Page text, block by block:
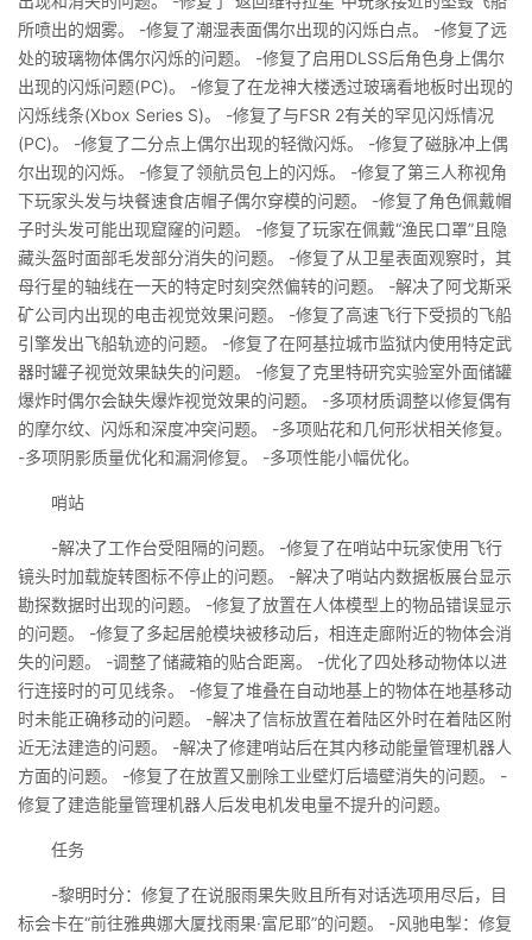
所喷出的烟雾。 -修复了潮湿表面偶尔出现的闪烁白点。 -修复了远
处的玻璃物体偶尔闪烁的问题。 -修复了启用DLSS后角色身上偶尔
出现的闪烁问题(PC)。 -修复了在龙神大楼透过玻璃看地板时出现的
闪烁线条(Xbox Series S)。 -修复了与FSR 2有关的罕见闪烁情况
(PC)。 -修复了二分点上偶尔出现的轻微闪烁。 -修复了磁脉冲上偶
尔出现的闪烁。 -修复了领航员包上的闪烁。 -修复了第三人称视角
下玩家头发与块餐速食店帽子偶尔穿模的问题。 -修复了角色佩戴帽
子时头发可能出现窟窿的问题。 -修复了玩家在佩戴“渔民口罩”且隐
藏头盔时面部毛发部分消失的问题。 -修复了从卫星表面观察时，其
母行星的轴线在一天的特定时刻突然偏转的问题。 -解决了阿戈斯采
矿公司内出现的电击视觉效果问题。 -修复了高速飞行下受损的飞船
引擎发出飞船轨迹的问题。 -修复了在阿基拉城市监狱内使用特定武
器时罐子视觉效果缺失的问题。 -修复了克里特研究实验室外面储罐
爆炸时偶尔会缺失爆炸视觉效果的问题。 -多项材质调整以修复偶有
的摩尔纹、闪烁和深度冲突问题。 -多项贴花和几何形状相关修复。
-多项阴影质量优化和漏洞修复。 -多项性能小幅优化。
哨站
-解决了工作台受阻隔的问题。 -修复了在哨站中玩家使用飞行
镜头时加载旋转图标不停止的问题。 -解决了哨站内数据板展台显示
勘探数据时出现的问题。 -修复了放置在人体模型上的物品错误显示
的问题。 -修复了多起居舱模块被移动后，相连走廊附近的物体会消
失的问题。 -调整了储藏箱的贴合距离。 -优化了四处移动物体以进
行连接时的可见线条。 -修复了堆叠在自动地基上的物体在地基移动
时未能正确移动的问题。 -解决了信标放置在着陆区外时在着陆区附
近无法建造的问题。 -解决了修建哨站后在其内移动能量管理机器人
方面的问题。 -修复了在放置又删除工业壁灯后墙壁消失的问题。 -
修复了建造能量管理机器人后发电机发电量不提升的问题。
任务
-黎明时分：修复了在说服雨果失败且所有对话选项用尽后，目
标会卡在“前往雅典娜大厦找雨果·富尼耶”的问题。 -风驰电掣：修复